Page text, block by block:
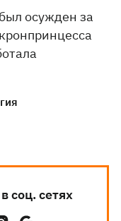
осужден за
соц. сетях